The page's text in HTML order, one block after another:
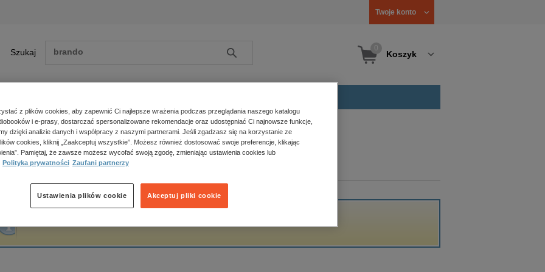
Twoje konto
Szukaj Szukaj Koszyk
Zobacz wszystkie E-prasa
polityka, społeczno-informacyjne
psychologiczne
popularno-naukowe
historia
główna Jarosław Molenda
Molenda
z plików cookies, aby zapewnić Ci najlepsze wrażenia podczas przeglądania naszego katalogu
i e-prasy, dostarczać spersonalizowane rekomendacje oraz udostępniać Ci najnowsze funkcje,
dzięki analizie danych i współpracy z naszymi partnerami. Jeśli zgadzasz się na korzystanie ze
cookies, kliknij „Zaakceptuj wszystkie”. Możesz również dostosować swoje preferencje, klikając
Pamiętaj, że zawsze możesz wycofać swoją zgodę, zmieniając ustawienia cookies lub
Polityka prywatności Zaufani partnerzy
Akceptuj pliki cookie
Ustawienia plików cookie